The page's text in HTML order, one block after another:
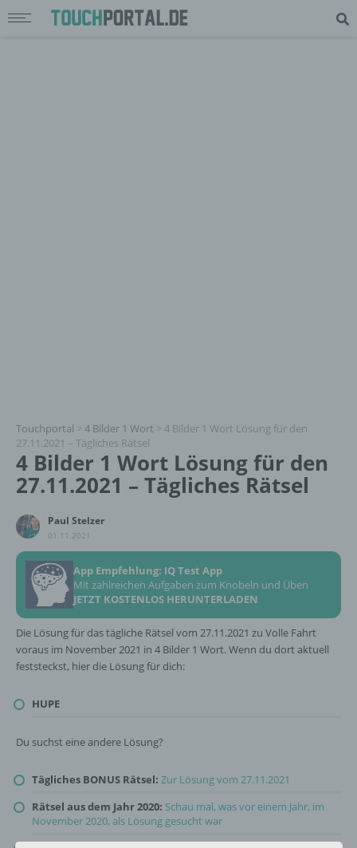
Touchportal > 4 Bilder 1 Wort > 4 Bilder 1 Wort Lösung für den
27.11.2021 – Tägliches Rätsel
4 Bilder 1 Wort Lösung für den
27.11.2021 – Tägliches Rätsel
Paul Stelzer
01.11.2021
App Empfehlung: IQ Test App
Mit zahlreichen Aufgaben zum Knobeln und Üben
JETZT KOSTENLOS HERUNTERLADEN
Die Lösung für das tägliche Rätsel vom 27.11.2021 zu Volle Fahrt
voraus im November 2021 in 4 Bilder 1 Wort. Wenn du dort aktuell
feststeckst, hier die Lösung für dich:
HUPE
Du suchst eine andere Lösung?
Tägliches BONUS Rätsel: Zur Lösung vom 27.11.2021
Rätsel aus dem Jahr 2020: Schau mal, was vor einem Jahr, im
November 2020, als Lösung gesucht war